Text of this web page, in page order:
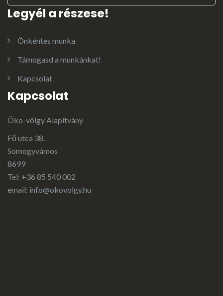
Legyél a részese!
Önkéntes munka
Támogasd a munkánkat!
Kapcsolat
Kapcsolat
Öko-völgy Alapítvány
Fő utca 38.
Somogyvámos
8699
Tel: +36 85 540 002
email: info@okovolgy.hu